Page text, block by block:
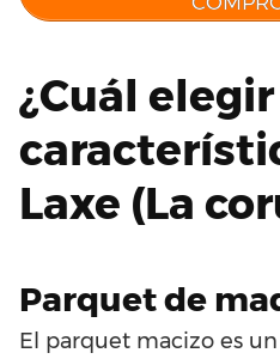
¿Cuál
Laxe (La
Parquet de
El parquet macizo es